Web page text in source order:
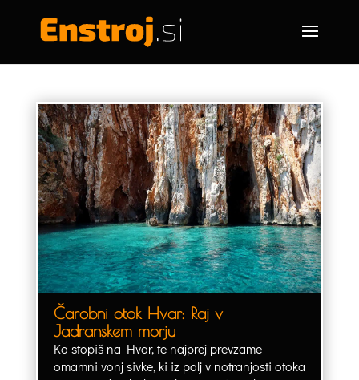
Čarobni otok Hvar: Raj v
Jadranskem morju
Ko stopiš na Hvar, te najprej prevzame
omamni vonj sivke, ki iz polj v notranjosti otoka